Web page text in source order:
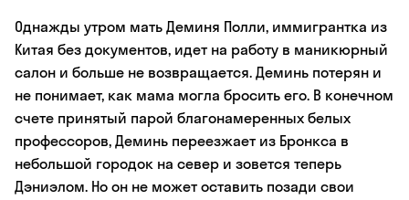
Однажды утром мать Деминя Полли, иммигрантка из
Китая без документов, идет на работу в маникюрный
салон и больше не возвращается. Деминь потерян и
не понимает, как мама могла бросить его. В конечном
счете принятый парой благонамеренных белых
профессоров, Деминь переезжает из Бронкса в
небольшой городок на север и зовется теперь
Дэниэлом. Но он не может оставить позади свои